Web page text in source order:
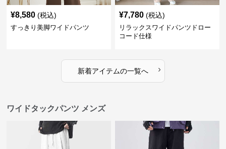
¥8,580 (税込)
すっきり美脚ワイドパンツ
¥7,780 (税込)
リラックスワイドパンツドロー
コード仕様
新着アイテムの一覧へ ›
ワイドタックパンツ メンズ